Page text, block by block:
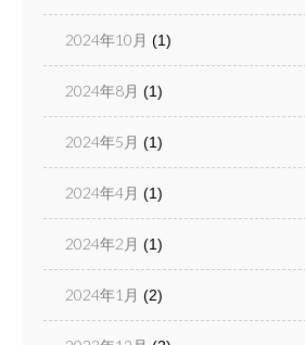
2024年10月 (1)
2024年8月 (1)
2024年5月 (1)
2024年4月 (1)
2024年2月 (1)
2024年1月 (2)